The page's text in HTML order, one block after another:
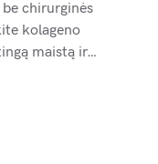
chirurginės
kolageno
maistą ir…